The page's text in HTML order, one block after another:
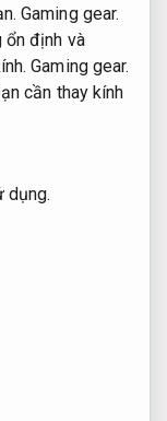
Gaming gear.
ổn định và
Gaming gear.
cần thay kính
dụng.